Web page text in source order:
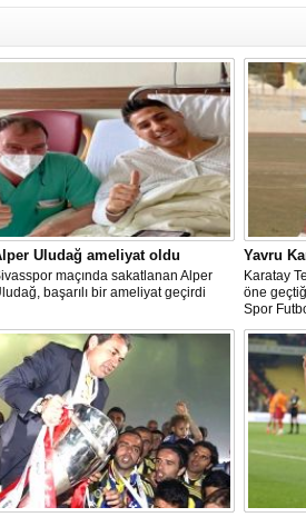
Uludağ ameliyat oldu
maçında sakatlanan Alper
başarılı bir ameliyat geçirdi
Yavru
Karatay
öne
Spor
beyazlı
sırada